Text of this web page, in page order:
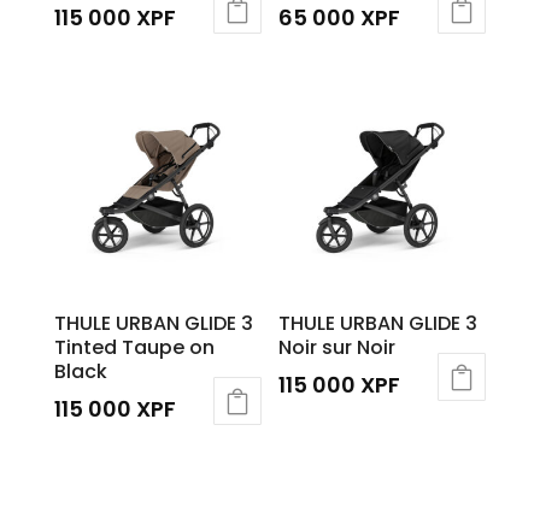
115 000 XPF 65 000 XPF
variations.
options
choisies
sur
la
THULE URBAN GLIDE 3
Tinted Taupe on
Black
115 000 XPF
THULE URBAN GLIDE 3
Noir sur Noir
115 000 XPF